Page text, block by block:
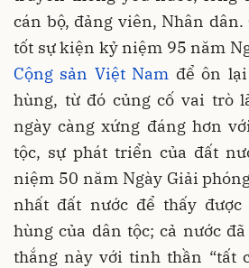
cán bộ, đảng viên, Nhân
tốt sự kiện kỷ niệm 95 năm
Cộng sản Việt Nam để ôn
hùng, từ đó củng cố vai trò
ngày càng xứng đáng hơn
tộc, sự phát triển của đất
niệm 50 năm Ngày Giải
nhất đất nước để thấy
hùng của dân tộc; cả nước
thắng này với tinh thần “tất